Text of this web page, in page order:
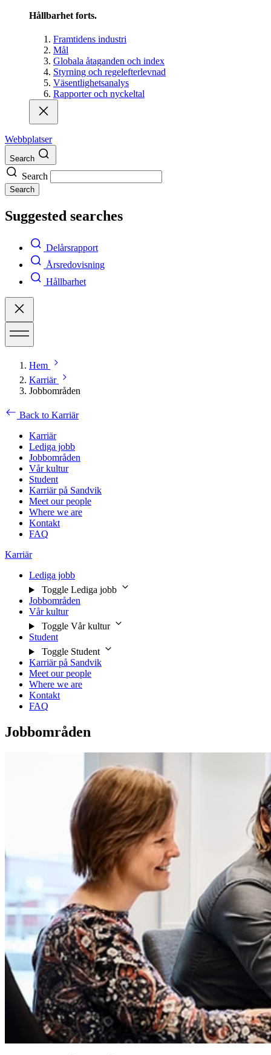
Hållbarhet forts.
Framtidens industri
Mål
Globala åtaganden och index
Styrning och regelefterlevnad
Väsentlighetsanalys
Rapporter och nyckeltal
Webbplatser
Search
Search
Search
Suggested searches
Delårsrapport
Årsredovisning
Hållbarhet
Hem
Karriär
Jobbområden
Back to Karriär
Karriär
Lediga jobb
Jobbområden
Vår kultur
Student
Karriär på Sandvik
Meet our people
Where we are
Kontakt
FAQ
Karriär
Lediga jobb
Toggle Lediga jobb
Jobbområden
Vår kultur
Toggle Vår kultur
Student
Toggle Student
Karriär på Sandvik
Meet our people
Where we are
Kontakt
FAQ
Jobbområden